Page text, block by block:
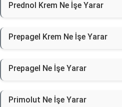
Prednol Krem Ne İşe Yarar
Prepagel Krem Ne İşe Yarar
Prepagel Ne İşe Yarar
Primolut Ne İşe Yarar